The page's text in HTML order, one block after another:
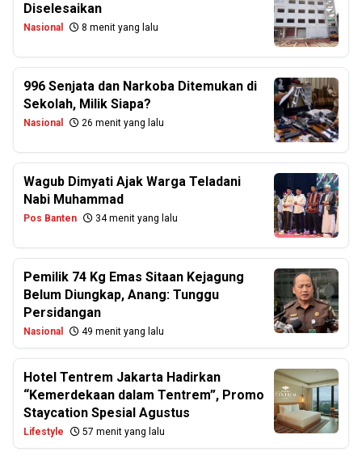
Diselesaikan
Nasional 8 menit yang lalu
996 Senjata dan Narkoba Ditemukan di
Sekolah, Milik Siapa?
Nasional 26 menit yang lalu
Wagub Dimyati Ajak Warga Teladani
Nabi Muhammad
Pos Banten 34 menit yang lalu
Pemilik 74 Kg Emas Sitaan Kejagung
Belum Diungkap, Anang: Tunggu
Persidangan
Nasional 49 menit yang lalu
Hotel Tentrem Jakarta Hadirkan
“Kemerdekaan dalam Tentrem”, Promo
Staycation Spesial Agustus
Lifestyle 57 menit yang lalu